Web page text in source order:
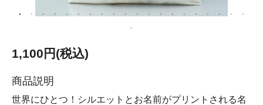
1,100円(税込)
商品説明
世界にひとつ！シルエットとお名前がプリントされる名